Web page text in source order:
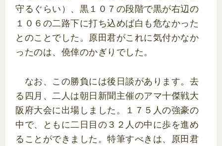
守るぐらい）、黒１０７の段階で黒が右辺の
１０６の二路下に打ち込めば白も危なかった
とのことでした。原田君がこれに気付かなか
ったのは、僥倖のかぎりでした。
なお、この勝負には後日談があります。去
る四月、二人は朝日新聞主催のアマ十傑戦大
阪府大会に出場しました。１７５人の強豪の
中で、ともに二日目の３２人の中に歩を進め
ることができました。特筆すべきは、原田君